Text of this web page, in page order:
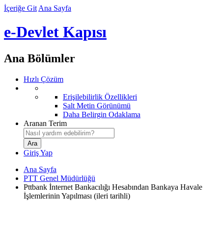
İçeriğe Git Ana Sayfa
e-Devlet Kapısı
Ana Bölümler
Hızlı Çözüm
Erişilebilirlik Özellikleri
Salt Metin Görünümü
Daha Belirgin Odaklama
Aranan Terim
Giriş Yap
Ana Sayfa
PTT Genel Müdürlüğü
Pttbank İnternet Bankacılığı Hesabından Bankaya Havale
İşlemlerinin Yapılması (ileri tarihli)